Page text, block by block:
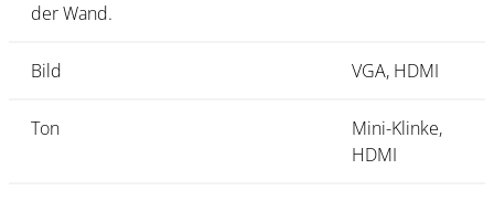
der Wand.
Bild VGA, HDMI
Ton
Mini-Klinke,
HDMI